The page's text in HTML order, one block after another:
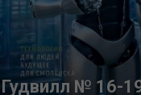
Гудвилл № 16-